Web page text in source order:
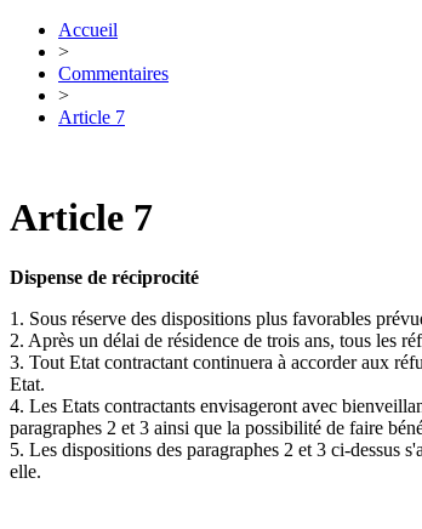
Accueil
>
Commentaires
>
Article 7
Article 7
Dispense de réciprocité
1. Sous réserve des dispositions plus favorables
2. Après un délai de résidence de trois ans, tous les
3. Tout Etat contractant continuera à accorder aux
Etat.
4. Les Etats contractants envisageront avec
paragraphes 2 et 3 ainsi que la possibilité de faire
5. Les dispositions des paragraphes 2 et 3 ci-dessus
elle.